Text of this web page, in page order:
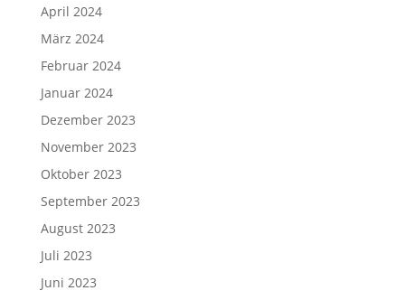
April 2024
März 2024
Februar 2024
Januar 2024
Dezember 2023
November 2023
Oktober 2023
September 2023
August 2023
Juli 2023
Juni 2023